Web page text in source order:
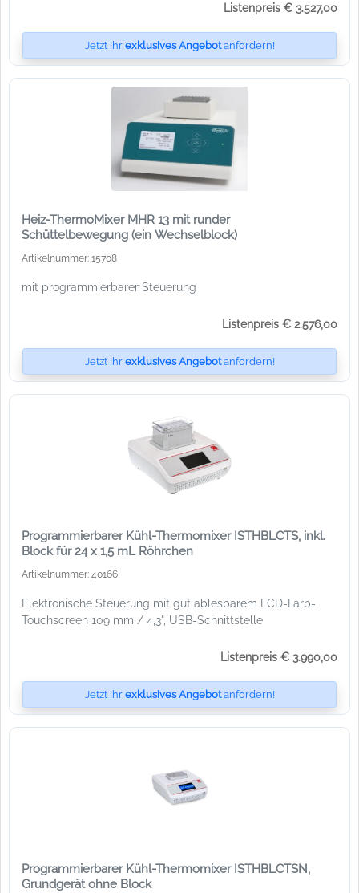
Listenpreis € 3.527,00
Jetzt Ihr exklusives Angebotanfordern!
Heiz-ThermoMixer MHR 13 mit runder
Schüttelbewegung (ein Wechselblock)
Artikelnummer: 15708
mit programmierbarer Steuerung
Listenpreis € 2.576,00
Jetzt Ihr exklusives Angebotanfordern!
Programmierbarer Kühl-Thermomixer ISTHBLCTS, inkl.
Block für 24 x 1,5 mL Röhrchen
Artikelnummer: 40166
Elektronische Steuerung mit gut ablesbarem LCD-Farb-
Touchscreen 109 mm / 4,3", USB-Schnittstelle
Listenpreis € 3.990,00
Jetzt Ihr exklusives Angebotanfordern!
Programmierbarer Kühl-Thermomixer ISTHBLCTSN,
Grundgerät ohne Block